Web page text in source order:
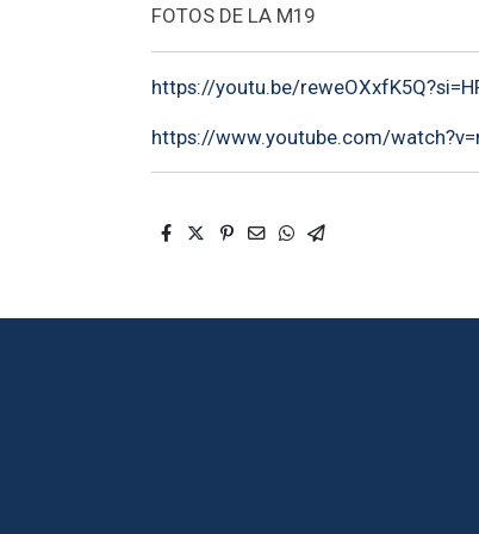
FOTOS DE LA M19
https://youtu.be/
https://www.youtube.com/